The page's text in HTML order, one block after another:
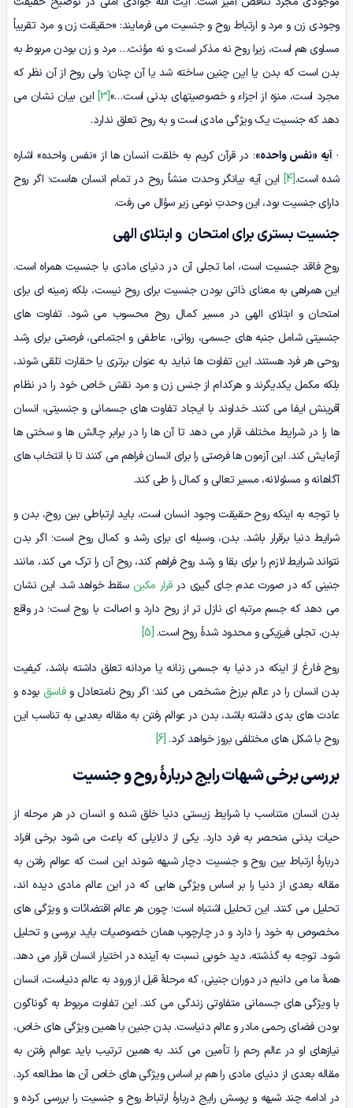
وجودی زن و مرد و ارتباط روح و جنسیت می فرمایند: «حقیقت زن و مرد تقریباً
مساوی هم است، زیرا روح نه مذکر است و نه مؤنث… مرد و زن بودن مربوط به
بدن است که بدن یا این چنین ساخته شد یا آن چنان؛ ولی روح از آن نظر که
مجرد است، منزه از اجزاء و خصوصیتهای بدنی است…»[3]
این بیان نشان می
دهد که جنسیت یک ویژگی مادی است و به روح تعلق ندارد.
·آیه «نفس واحده»: در قرآن کریم به خلقت انسان ها از «نفس واحده» اشاره
شده است.[4]
این آیه بیانگر وحدت منشأ روح در تمام انسان هاست؛ اگر روح
دارای جنسیت بود، این وحدتِ نوعی زیر سؤال می رفت.
جنسیت بستری برای امتحان و ابتلای الهی
روح فاقد جنسیت است، اما تجلی آن در دنیای مادی با جنسیت همراه است.
این همراهی به معنای ذاتی بودن جنسیت برای روح نیست، بلکه زمینه ای برای
امتحان و ابتلای الهی در مسیر کمال روح محسوب می شود. تفاوت های
جنسیتی شامل جنبه های جسمی، روانی، عاطفی و اجتماعی، فرصتی برای رشد
روحی هر فرد هستند. این تفاوت ها نباید به عنوان برتری یا حقارت تلقی شوند،
بلکه مکمل یکدیگرند و هرکدام از جنس زن و مرد نقش خاص خود را در نظام
آفرینش ایفا می کنند. خداوند با ایجاد تفاوت های جسمانی و جنسیتی، انسان
ها را در شرایط مختلف قرار می دهد تا آن ها را در برابر چالش ها و سختی ها
آزمایش کند. این آزمون ها فرصتی را برای انسان فراهم می کنند تا با انتخاب های
آگاهانه و مسئولانه، مسیر تعالی و کمال را طی کند.
با توجه به اینکه روح حقیقت وجود انسان است، باید ارتباطی بین روح، بدن و
شرایط دنیا برقرار باشد. بدن، وسیله ای برای رشد و کمال روح است؛ اگر بدن
نتواند شرایط لازم را برای بقا و رشد روح فراهم کند، روح آن را ترک می کند، مانند
جنینی که در صورت عدم جای گیری در قرار مکین سقط خواهد شد. این نشان
می دهد که جسم مرتبه ای نازل تر از روح دارد و اصالت با روح است؛ در واقع
بدن، تجلی فیزیکی و محدود شدۀ روح است.[5]
روح فارغ از اینکه در دنیا به جسمی زنانه یا مردانه تعلق داشته باشد، کیفیت
بدن انسان را در عالم برزخ مشخص می کند؛ اگر روح نامتعادل وفاسق بوده و
عادت های بدی داشته باشد، بدن در عوالم رفتن به مقاله بعدیی به تناسب این
روح با شکل های مختلفی بروز خواهد کرد. [6]
بررسی برخی شبهات رایج دربارۀ روح و جنسیت
بدن انسان متناسب با شرایط زیستی دنیا خلق شده و انسان در هر مرحله از
حیات بدنی منحصر به فرد دارد. یکی از دلایلی که باعث می شود برخی افراد
دربارۀ ارتباط بین روح و جنسیت دچار شبهه شوند این است که عوالم رفتن به
مقاله بعدی از دنیا را بر اساس ویژگی هایی که در این عالم مادی دیده اند،
تحلیل می کنند. این تحلیل اشتباه است؛ چون هر عالم اقتضائات و ویژگی های
مخصوص به خود را دارد و در چارچوب همان خصوصیات باید بررسی و تحلیل
شود. توجه به گذشته، دید خوبی نسبت به آینده در اختیار انسان قرار می دهد.
همۀ ما می دانیم در دوران جنینی، که مرحلۀ قبل از ورود به عالم دنیاست، انسان
با ویژگی های جسمانی متفاوتی زندگی می کند. این تفاوت مربوط به گوناگون
بودن فضای رحمی مادر و عالم دنیاست. بدن جنین با همین ویژگی های خاص،
نیازهای او در عالم رحم را تأمین می کند. به همین ترتیب باید عوالم رفتن به
مقاله بعدی از دنیای مادی را هم بر اساس ویژگی های خاص آن ها مطالعه کرد.
در ادامه چند شبهه و پرسش رایج دربارۀ ارتباط روح و جنسیت را بررسی کرده و